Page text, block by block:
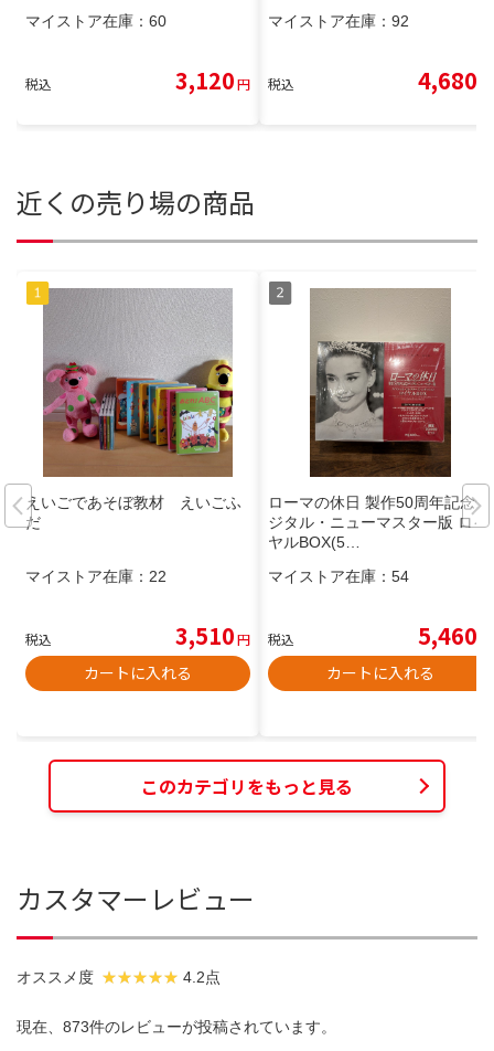
マイストア在庫： 60
税込 3,120円
マイストア在庫： 92
税込 4,680
近くの売り場の商品
えいごであそぼ教材 えいごふ
だ
マイストア在庫： 22
税込 3,510円
カートに入れる
ローマの休日 製作50周年記念デ
ジタル・ニューマスター版 ロイ
ヤルBOX(5…
マイストア在庫： 54
税込 5,460
カートに入れる
このカテゴリをもっと見る
カスタマーレビュー
オススメ度 4.2点
現在、873件のレビューが投稿されています。